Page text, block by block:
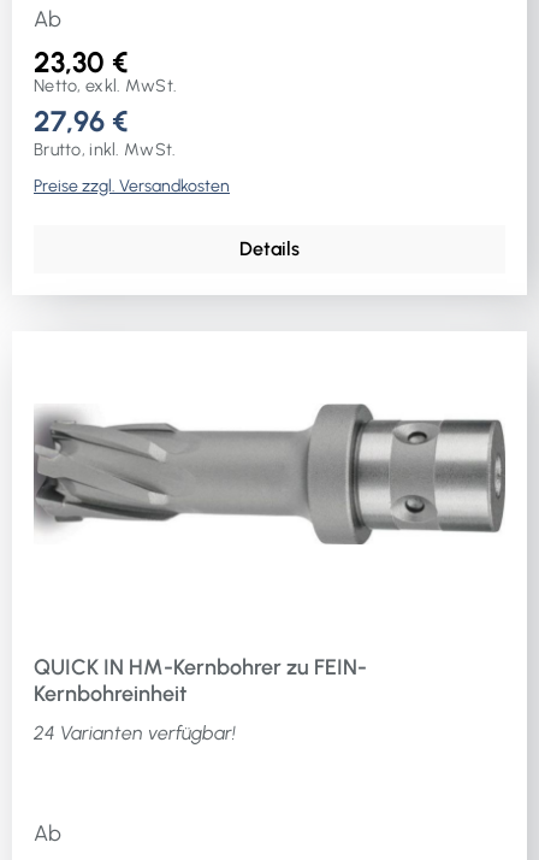
Ab
23,30 €
Netto, exkl. MwSt.
27,96 €
Brutto, inkl. MwSt.
Preise zzgl. Versandkosten
Details
QUICK IN HM-Kernbohrer zu FEIN-
Kernbohreinheit
24 Varianten verfügbar!
Ab